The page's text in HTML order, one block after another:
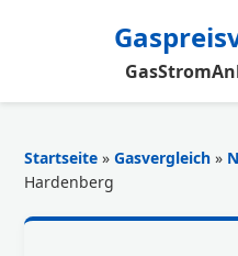
GasStrom
Startseite »Gasvergleich »
Hardenberg